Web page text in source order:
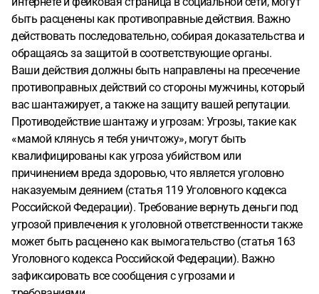
обиделся,что отказалась с ним работать.дарил подарки и
хотел что бы я ему их вернула.подарки его ему
возвращены даже больше чем он подарил.этот человек
второй еще создал страницу в вк фейк от моего
имени.сколько там людей обманул неизвестно.писали в
техподдержку что бы заблокировали.и за опровержение
требует 90 тысяч.и этот мужчина писал заявление ,но
дело не возбудили,тк он что хотел получил,а остальное
просто сам подарил на 8 марта и др.Как защищаться от
первого?что делать?действительно ли меня из дома
увезут в москву через его крестного из фсб?буквально
вчера написал сообщение "мамой клянусь я тебя
уничтожу".
быть расценены как противоправные действия. Важно
действовать последовательно, собирая доказательства и
обращаясь за защитой в соответствующие органы.
Ваши действия должны быть направлены на пресечение
противоправных действий со стороны мужчины, который
вас шантажирует, а также на защиту вашей репутации.
Противодействие шантажу и угрозам: Угрозы, такие как
«мамой клянусь я тебя уничтожу», могут быть
квалифицированы как угроза убийством или
причинением вреда здоровью, что является уголовно
наказуемым деянием (статья 119 Уголовного кодекса
Российской Федерации). Требование вернуть деньги под
угрозой привлечения к уголовной ответственности также
может быть расценено как вымогательство (статья 163
Уголовного кодекса Российской Федерации). Важно
зафиксировать все сообщения с угрозами и